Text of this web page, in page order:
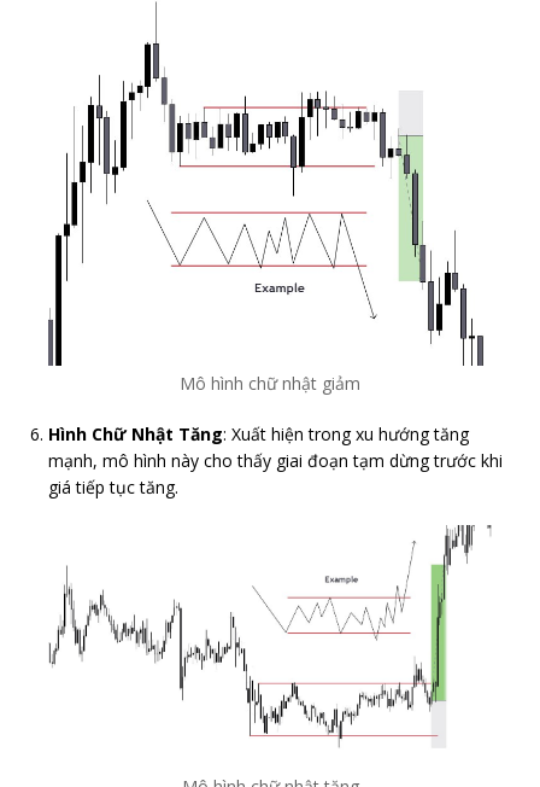
Mô hình chữ nhật giảm
Hình Chữ Nhật Tăng: Xuất hiện trong xu hướng tăng
mạnh, mô hình này cho thấy giai đoạn tạm dừng trước khi
giá tiếp tục tăng.